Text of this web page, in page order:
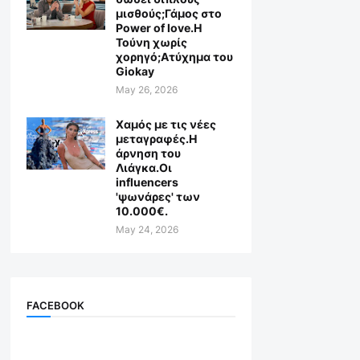
μισθούς;Γάμος στο
Power of love.Η
Τούνη χωρίς
χορηγό;Aτύχημα του
Giokay
May 26, 2026
Χαμός με τις νέες
μεταγραφές.Η
άρνηση του
Λιάγκα.Οι
influencers
'ψωνάρες' των
10.000€.
May 24, 2026
FACEBOOK